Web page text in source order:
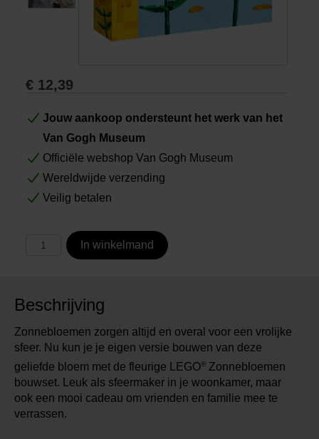
Cadeaus
€ 12,39
Jouw aankoop ondersteunt het werk van het
Van Gogh Museum
Officiële webshop Van Gogh Museum
Wereldwijde verzending
Veilig betalen
In winkelmand
Beschrijving
Zonnebloemen zorgen altijd en overal voor een vrolijke
sfeer. Nu kun je je eigen versie bouwen van deze
geliefde bloem met de fleurige LEGO® Zonnebloemen
bouwset. Leuk als sfeermaker in je woonkamer, maar
ook een mooi cadeau om vrienden en familie mee te
verrassen.